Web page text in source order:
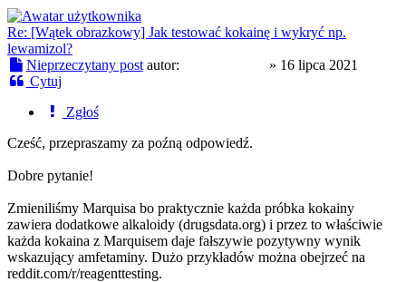
Re: [Wątek obrazkowy] Jak testować kokainę i wykryć np.
lewamizol?
Nieprzeczytany post autor: » 16 lipca 2021
Cytuj
Zgłoś
Cześć, przepraszamy za poźną odpowiedź.
Dobre pytanie!
Zmieniliśmy Marquisa bo praktycznie każda próbka kokainy
zawiera dodatkowe alkaloidy (drugsdata.org) i przez to właściwie
każda kokaina z Marquisem daje fałszywie pozytywny wynik
wskazujący amfetaminy. Dużo przykładów można obejrzeć na
reddit.com/r/reagenttesting.